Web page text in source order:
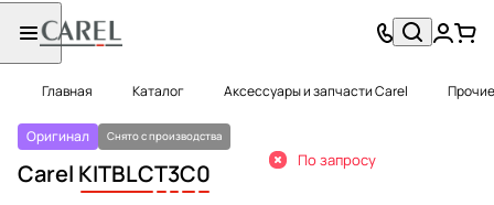
Главная Каталог Аксессуары и запчасти Carel
Оригинал Снято с производства
Carel KITBLCT3C0 По запросу